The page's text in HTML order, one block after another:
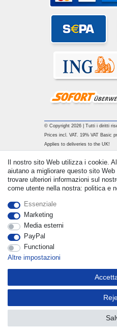
© Copyright 2026 | Tutti i diritti
Prices incl. VAT. 19% VAT Basic
Applies to deliveries to the UK!
Il nostro sito Web utilizza i cookie.
aiutano a migliorare questo sito
trovare ulteriori informazioni sul
come utente nella nostra: politica e
Essenziale
Marketing
Media esterni
PayPal
Functional
Altre impostazioni
Withdraw from